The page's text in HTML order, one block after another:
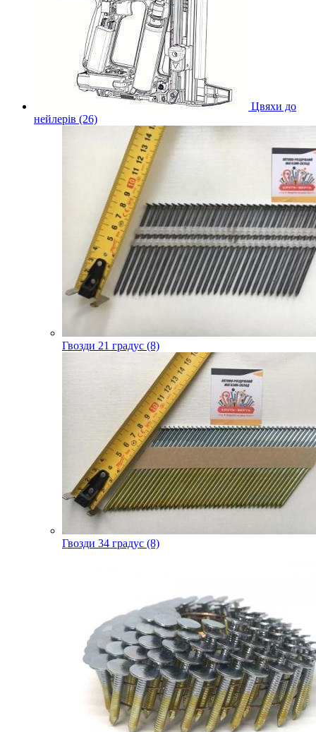
Цвяхи до
нейлерів (26)
Гвозди 21 градус (8)
Гвозди 34 градус (8)